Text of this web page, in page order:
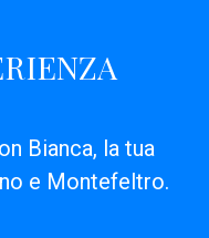
Bianca, la tua
e Montefeltro.